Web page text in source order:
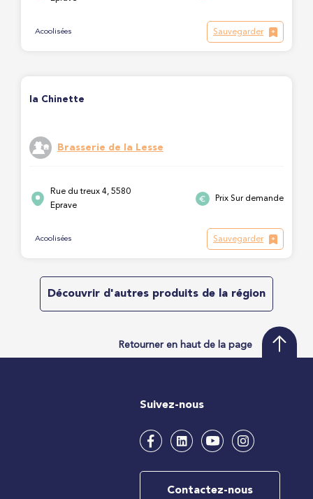
Acoolisées Sauvegarder
la Chinette
Brasserie de la Lesse
Rue du treux 4, 5580
Eprave
Prix Sur demande
Acoolisées Sauvegarder
Découvrir d'autres produits de la région
Retourner en haut de la page
Suivez-nous
Contactez-nous